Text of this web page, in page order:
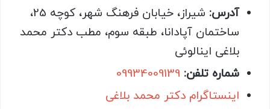
آدرس:
شیراز، خیابان فرهنگ شهر، کوچه 25،
ساختمان آپادانا، طبقه سوم، مطب دکتر محمد
بلاغی اینالوئی
شماره تلفن: 09934009139
اینستاگرام دکتر محمد بلاغی